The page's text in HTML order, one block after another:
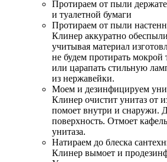
Протираем от пыли
и туалетной бумаги
Протираем от пыли
Клинер аккуратно
учитывая материал
не будем протирать
или царапать стильную
из нержавейки.
Моем и дезинфицируем
Клинер очистит унитаз от
помоет внутри и снаружи.
поверхность. Отмоет
унитаза.
Натираем до блеска
Клинер вымоет и